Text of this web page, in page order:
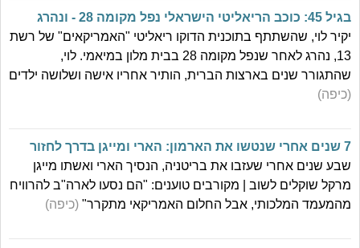
בגיל 45: כוכב הריאליטי הישראלי נפל מקומה 28 - ונהרג
יקיר לוי, שהשתתף בתוכנית הדוקו ריאליטי "האמריקאים" של רשת
13, נהרג לאחר שנפל מקומה 28 בבית מלון במיאמי. לוי,
שהתגורר שנים בארצות הברית, הותיר אחריו אישה ושלושה ילדים
(כיפה)
7 שנים אחרי שנטשו את הארמון: הארי ומייגן בדרך לחזור
שבע שנים אחרי שעזבו את בריטניה, הנסיך הארי ואשתו מייגן
מרקל שוקלים לשוב | מקורבים טוענים: "הם נסעו לארה"ב להרוויח
מהמעמד המלכותי, אבל החלום האמריקאי מתקרר" (כיפה)